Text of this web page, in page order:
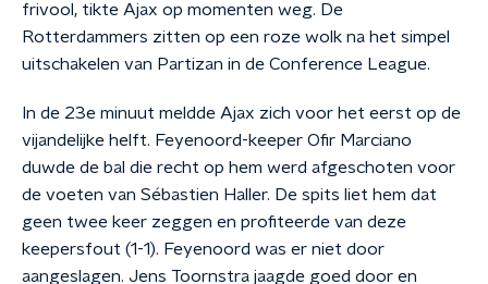
frivool, tikte Ajax op momenten weg. De
Rotterdammers zitten op een roze wolk na het simpel
uitschakelen van Partizan in de Conference League.
In de 23e minuut meldde Ajax zich voor het eerst op de
vijandelijke helft. Feyenoord-keeper Ofir Marciano
duwde de bal die recht op hem werd afgeschoten voor
de voeten van Sébastien Haller. De spits liet hem dat
geen twee keer zeggen en profiteerde van deze
keepersfout (1-1). Feyenoord was er niet door
aangeslagen. Jens Toornstra jaagde goed door en